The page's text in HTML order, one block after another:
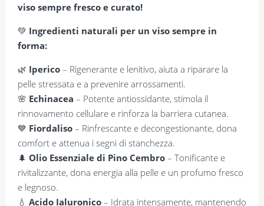
viso sempre fresco e curato!
💚 Ingredienti naturali per un viso sempre in
forma:
🌿 Iperico – Rigenerante e lenitivo, aiuta a riparare la
pelle stressata e a prevenire arrossamenti.
🌸 Echinacea – Potente antiossidante, stimola il
rinnovamento cellulare e rinforza la barriera cutanea.
💙 Fiordaliso – Rinfrescante e decongestionante, dona
comfort e attenua i segni di stanchezza.
🌲 Olio Essenziale di Pino Cembro – Tonificante e
rivitalizzante, dona energia alla pelle e un profumo fresco
e legnoso.
💧 Acido Ialuronico – Idrata intensamente, mantenendo